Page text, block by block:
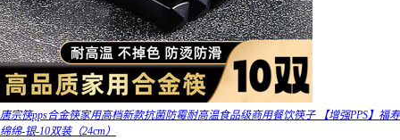
唐宗筷pps合金筷家用高档新款抗菌防霉耐高温食品级商用餐饮筷子 【增强PPS】福寿
绵绵-银-10双装（24cm）